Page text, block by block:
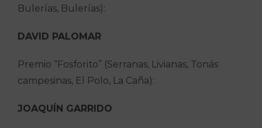
Bulerías, Bulerías):
DAVID PALOMAR
Premio “Fosforito” (Serranas, Livianas, Tonás
campesinas, El Polo, La Caña):
JOAQUÍN GARRIDO